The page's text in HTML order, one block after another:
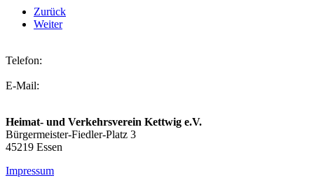
Zurück
Weiter
Telefon:
E-Mail:
Heimat- und Verkehrsverein Kettwig e.V.
Bürgermeister-Fiedler-Platz 3
45219 Essen
Impressum